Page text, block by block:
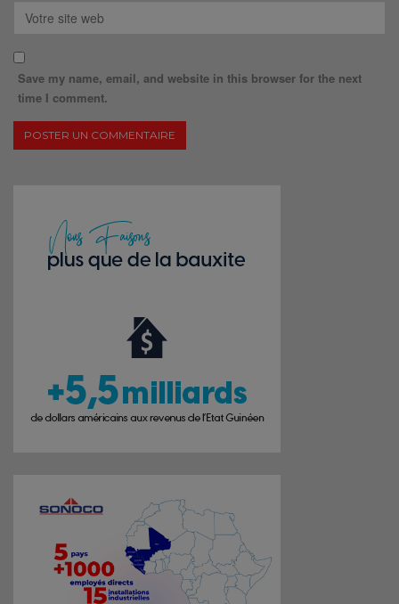
Save my name, email, and website in this browser for the next
time I comment.